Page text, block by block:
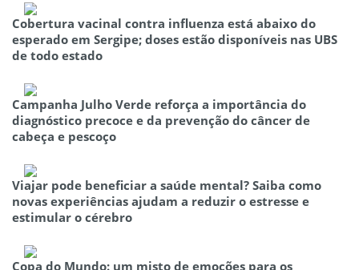
Cobertura vacinal contra influenza está abaixo do
esperado em Sergipe; doses estão disponíveis nas UBS
de todo estado
Campanha Julho Verde reforça a importância do
diagnóstico precoce e da prevenção do câncer de
cabeça e pescoço
Viajar pode beneficiar a saúde mental? Saiba como
novas experiências ajudam a reduzir o estresse e
estimular o cérebro
Copa do Mundo: um misto de emoções para os